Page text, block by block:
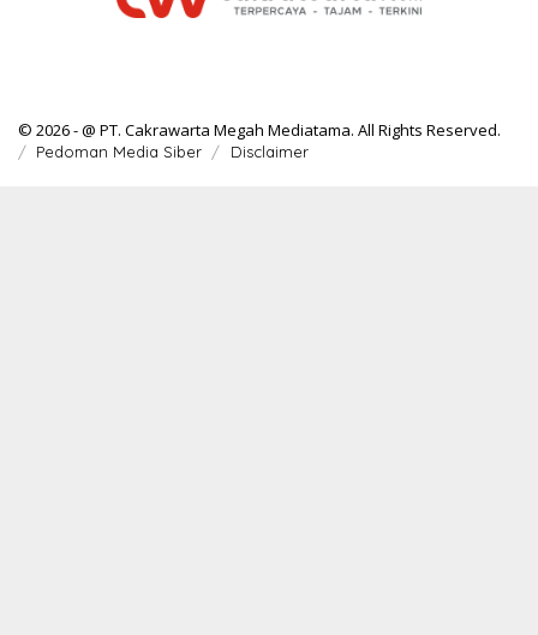
© 2026 - @ PT. Cakrawarta Megah Mediatama. All Rights Reserved.
Pedoman Media Siber Disclaimer